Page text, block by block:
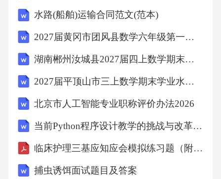
2
两弧交/AOB内于P：
3）作射线0P。
基本作图⑤：过一点作已知直线的垂线。
水路(船舶)运输合同范文(范本)
2027届黄冈市团风县数学六年级第一学期期末检测模拟试题含解析
湖南郴州汝城县2027届四上数学期末考试模拟试题含解析
2027届平顶山市三上数学期末学业水平测试试题含解析
北京市人工智能专业职称评价办法2026
当前Python程序设计教学的挑战与改革方向
临床护理三基应知应会模拟练习题（附答案解析）
捕虫诱饵面试题目及答案